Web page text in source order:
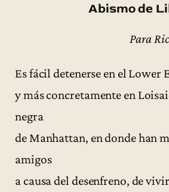
Abismo de
Para
Es fácil detenerse en el Lower
y más concretamente en
negra
de Manhattan, en donde han
amigos
a causa del desenfreno, de